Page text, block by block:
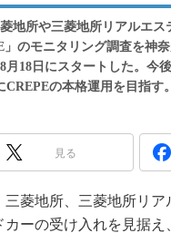
地所や三菱地所リアルエ
」のモニタリング調査を神
月18日にスタートした。今
CREPEの本格運用を目指す。
見る
菱地所、三菱地所リア
ーの受け入れを見据